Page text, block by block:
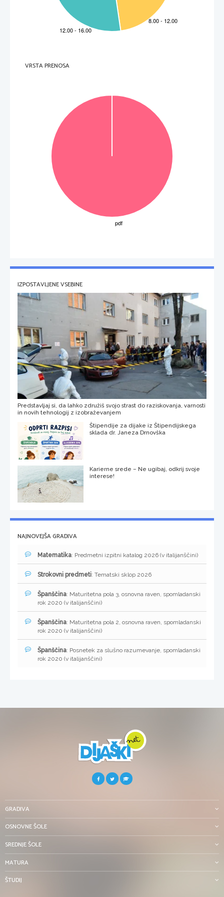
VRSTA PRENOSA
IZPOSTAVLJENE VSEBINE
Predstavljaj si, da lahko združiš svojo strast do raziskovanja, varnosti
in novih tehnologij z izobraževanjem
Štipendije za dijake iz Štipendijskega
sklada dr. Janeza Drnovška
Karierne srede – Ne ugibaj, odkrij svoje
interese!
NAJNOVEJŠA GRADIVA
Matematika: Predmetni izpitni katalog 2026 (v italijanščini)
Strokovni predmeti: Tematski sklop 2026
Španščina: Maturitetna pola 3, osnovna raven, spomladanski
rok 2020 (v italijanščini)
Španščina: Maturitetna pola 2, osnovna raven, spomladanski
rok 2020 (v italijanščini)
Španščina: Posnetek za slušno razumevanje, spomladanski
rok 2020 (v italijanščini)
GRADIVA
OSNOVNE ŠOLE
SREDNJE ŠOLE
MATURA
ŠTUDIJ